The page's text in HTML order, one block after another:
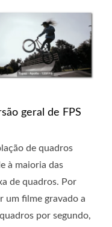
geral de FPS
de quadros
à maioria das
de quadros. Por
um filme gravado a
por segundo,